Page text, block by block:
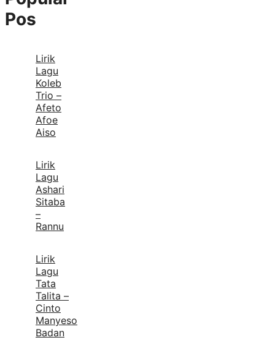
Pos
Lirik
Lagu
Koleb
Trio –
Afeto
Afoe
Aiso
Lirik
Lagu
Ashari
Sitaba
–
Rannu
Lirik
Lagu
Tata
Talita –
Cinto
Manyeso
Badan